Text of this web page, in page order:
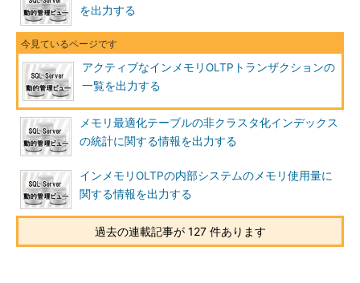
を出力する
アクティブなインメモリOLTPトランザクションの
一覧を出力する
メモリ最適化テーブルの非クラスタ化インデックス
の統計に関する情報を出力する
インメモリOLTPの内部システムのメモリ使用量に
関する情報を出力する
過去の連載記事が 127 件あります